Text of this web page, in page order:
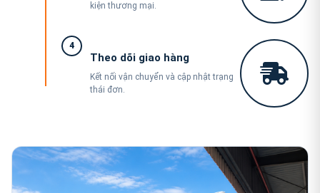
kiện thương mại.
4
Theo dõi giao hàng
Kết nối vận chuyển và cập nhật trạng
thái đơn.